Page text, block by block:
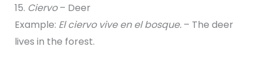
15. Ciervo– Deer
Example: El ciervo vive en el bosque.– The deer
lives in the forest.